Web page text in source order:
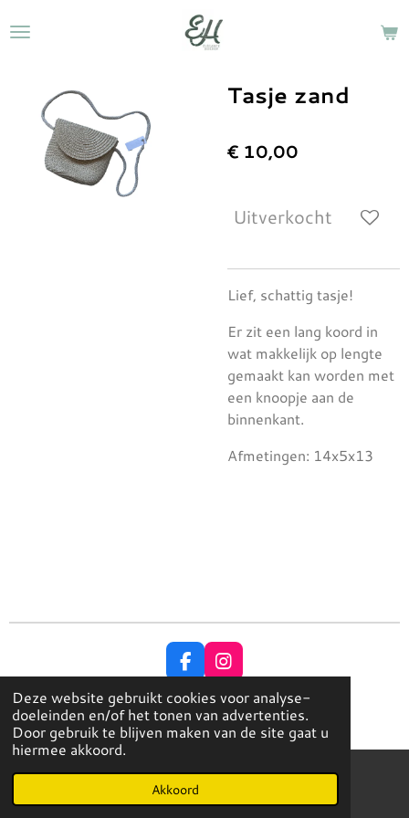
Deze website gebruikt cookies voor analyse-
doeleinden en/of het tonen van advertenties.
Door gebruik te blijven maken van de site gaat u
hiermee akkoord.
Akkoord
direct
hoofdinhoud
Tasje zand
€ 10,00
Uitverkocht
Lief, schattig tasje!
Er zit een lang koord in
wat makkelijk op lengte
gemaakt kan worden met
een knoopje aan de
binnenkant.
Afmetingen: 14x5x13
F
c
e
b
o
k
I
s
t
a
r
m
© Copyright 2023 EleganceHoeden
Powered byJouwWeb